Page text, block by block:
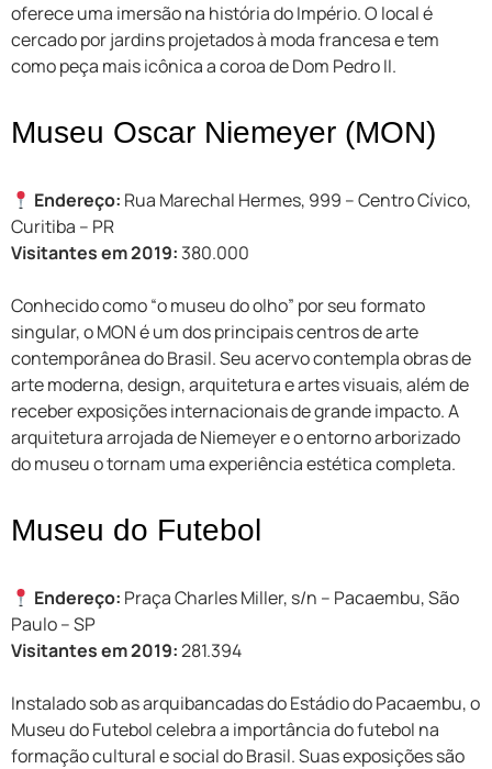
oferece uma imersão na história do Império. O local é
cercado por jardins projetados à moda francesa e tem
como peça mais icônica a coroa de Dom Pedro II.
Museu Oscar Niemeyer (MON)
Endereço: Rua Marechal Hermes, 999 – Centro Cívico,
Curitiba – PR
Visitantes em 2019: 380.000
Conhecido como “o museu do olho” por seu formato
singular, o MON é um dos principais centros de arte
contemporânea do Brasil. Seu acervo contempla obras de
arte moderna, design, arquitetura e artes visuais, além de
receber exposições internacionais de grande impacto. A
arquitetura arrojada de Niemeyer e o entorno arborizado
do museu o tornam uma experiência estética completa.
Museu do Futebol
Endereço: Praça Charles Miller, s/n – Pacaembu, São
Paulo – SP
Visitantes em 2019:281.394
Instalado sob as arquibancadas do Estádio do Pacaembu, o
Museu do Futebol celebra a importância do futebol na
formação cultural e social do Brasil. Suas exposições são